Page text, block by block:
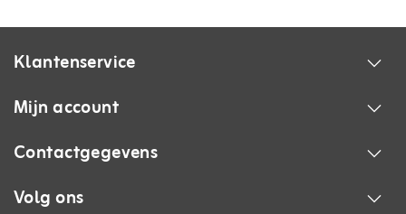
Klantenservice
Mijn account
Contactgegevens
Volg ons